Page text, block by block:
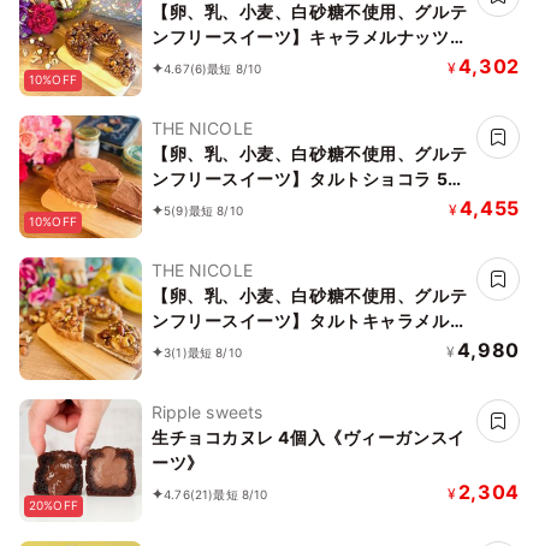
10%OFF
【卵、乳、小麦、白砂糖不使用、グルテ
ンフリースイーツ】キャラメルナッツタ
ルト 5号 15cm 《ヴィーガンスイーツ・
4.67(6)最短 8/10 ¥4,302
10%OFF
THE NICOLE
【卵、乳、小麦、白砂糖不使用、グルテ
ンフリースイーツ】タルトショコラ 5号
15cm【京豆腐仕込み】《ヴィーガンス
5(9)最短 8/10 ¥4,455
THE NICOLE
【卵、乳、小麦、白砂糖不使用、グルテ
ンフリースイーツ】タルトキャラメルナ
ッツバナーヌ 5号 15cm 《ヴィーガンス
3(1)最短 8/10 ¥ 4,980
20%OFF
Ripple sweets
生チョコカヌレ 4個入《ヴィーガンスイ
ーツ》
4.76(21)最短 8/10 ¥ 2,304